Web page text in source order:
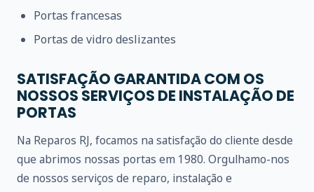
Portas francesas
Portas de vidro deslizantes
SATISFAÇÃO GARANTIDA COM OS
NOSSOS SERVIÇOS DE INSTALAÇÃO DE
PORTAS
Na Reparos RJ, focamos na satisfação do cliente desde
que abrimos nossas portas em 1980. Orgulhamo-nos
de nossos serviços de reparo, instalação e